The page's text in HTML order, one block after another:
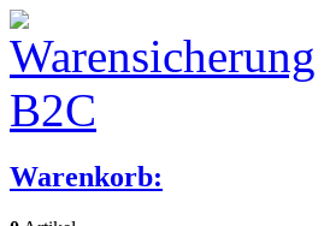
Warenkorb: